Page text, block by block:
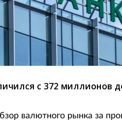
с 372 миллионов
валютного рынка за